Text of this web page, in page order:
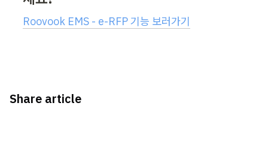
Roovook EMS - e-RFP 기능 보러가기
Share article